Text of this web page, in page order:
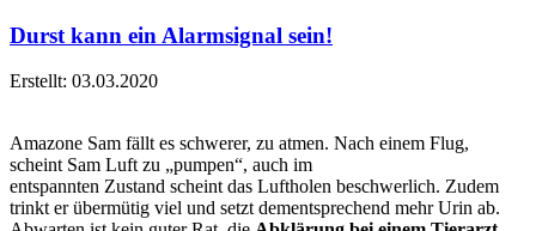
Durst kann ein Alarmsignal sein!
Erstellt: 03.03.2020
Amazone Sam fällt es schwerer, zu atmen. Nach einem Flug,
scheint Sam Luft zu „pumpen“, auch im
entspannten Zustand scheint das Luftholen beschwerlich. Zudem
trinkt er übermütig viel und setzt dementsprechend mehr Urin ab.